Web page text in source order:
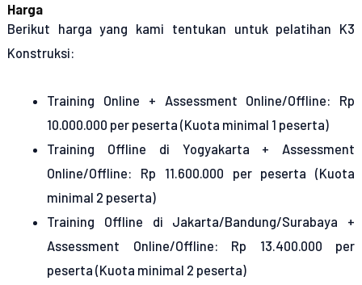
Harga
Berikut harga yang kami tentukan untuk pelatihan K3
Konstruksi:
Training Online + Assessment Online/Offline: Rp
10.000.000 per peserta (Kuota minimal 1 peserta)
Training Offline di Yogyakarta + Assessment
Online/Offline: Rp 11.600.000 per peserta (Kuota
minimal 2 peserta)
Training Offline di Jakarta/Bandung/Surabaya +
Assessment Online/Offline: Rp 13.400.000 per
peserta (Kuota minimal 2 peserta)